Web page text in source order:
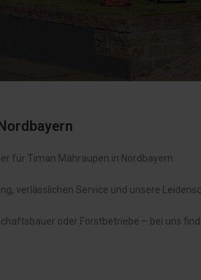
für Timan Mähraupen in Nordbayern.
verlässlichen Service und unsere
oder Forstbetriebe – bei uns